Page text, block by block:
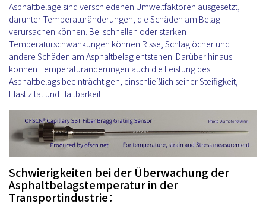
Asphaltbeläge sind verschiedenen Umweltfaktoren ausgesetzt,
darunter Temperaturänderungen, die Schäden am Belag
verursachen können. Bei schnellen oder starken
Temperaturschwankungen können Risse, Schlaglöcher und
andere Schäden am Asphaltbelag entstehen. Darüber hinaus
können Temperaturänderungen auch die Leistung des
Asphaltbelags beeinträchtigen, einschließlich seiner Steifigkeit,
Elastizität und Haltbarkeit.
Schwierigkeiten bei der Überwachung der
Asphaltbelagstemperatur in der
Transportindustrie：